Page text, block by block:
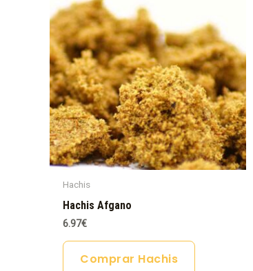
Hachis
Hachis Afgano
6.97€
Comprar Hachis